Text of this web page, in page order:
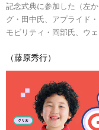
記念式典に参加した（左
グ・田中氏、アプライド
モビリティ・岡部氏、ウ
（藤原秀行）